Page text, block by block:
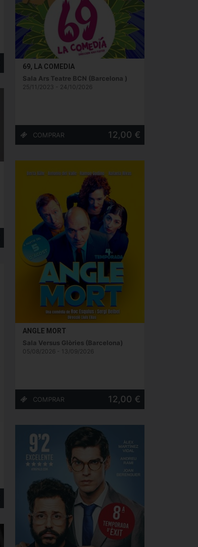
69, LA COMEDIA
Sala Ars Teatre BCN (Barcelona )
25/11/2023 - 24/10/2026
12,00 €
ANGLE MORT
Sala Versus Glòries (Barcelona)
05/08/2026 - 13/09/2026
12,00 €